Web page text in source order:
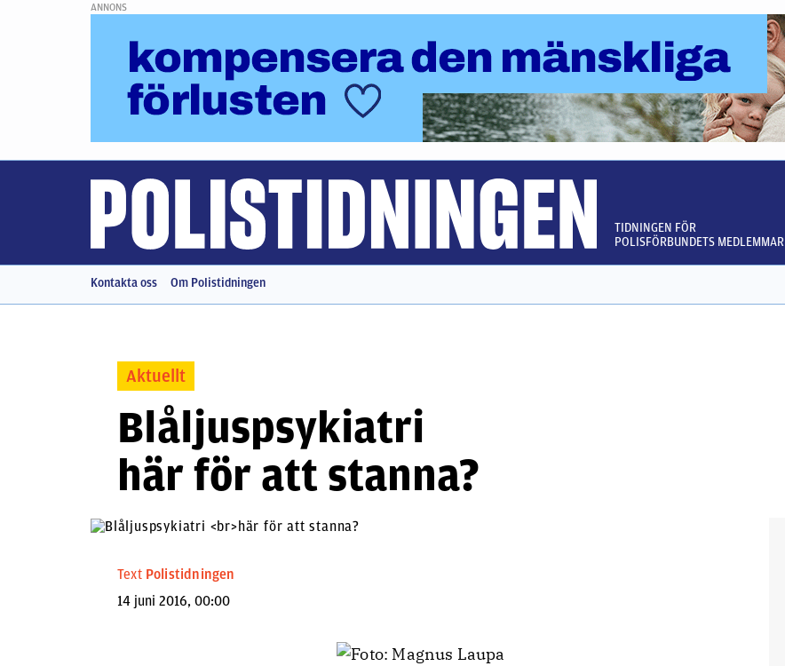
ANNONS
TIDNINGEN FÖR
POLISFÖRBUNDETS MEDLEMMAR
Kontakta oss Om Polistidningen
Aktuellt
Blåljuspsykiatri
här för att stanna?
Text Polistidningen
14 juni 2016, 00:00